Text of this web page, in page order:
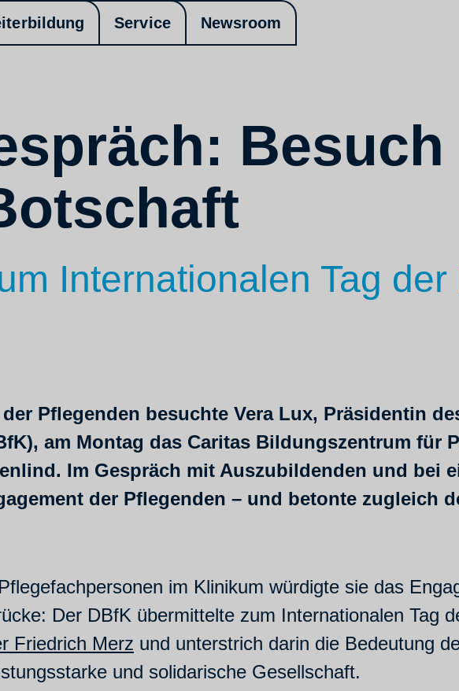
Service Newsroom
Internationalen Tag der
Pflegenden besuchte Vera Lux, Präsidentin
am Montag das Caritas Bildungszentrum für
Im Gespräch mit Auszubildenden und bei
der Pflegenden – und betonte zugleich
im Klinikum würdigte sie das
Der DBfK übermittelte zum Internationalen Tag
Friedrich Merz und unterstrich darin die Bedeutung
und solidarische Gesellschaft.